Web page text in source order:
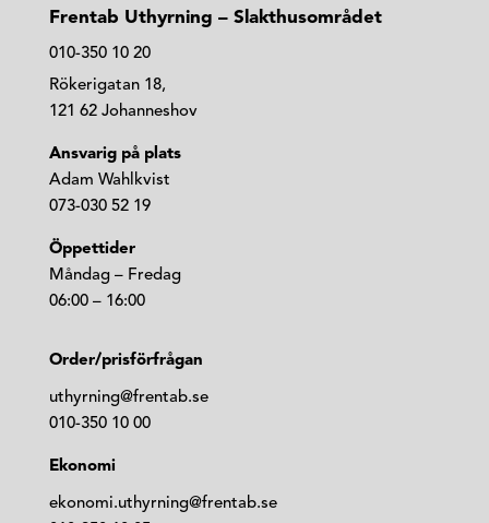
Frentab Uthyrning – Slakthusområdet
010-350 10 20
Rökerigatan 18,
121 62 Johanneshov
Ansvarig på plats
Adam Wahlkvist
073-030 52 19
Öppettider
Måndag – Fredag
06:00 – 16:00
Order/prisförfrågan
uthyrning@frentab.se
010-350 10 00
Ekonomi
ekonomi.uthyrning@frentab.se